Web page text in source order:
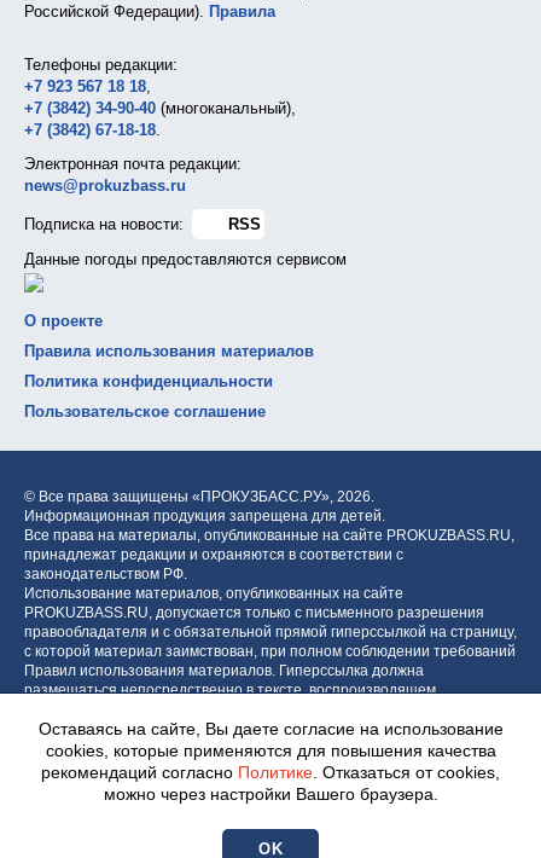
Российской Федерации). Правила
Телефоны редакции:
+7 923 567 18 18,
+7 (3842) 34-90-40 (многоканальный),
+7 (3842) 67-18-18.
Электронная почта редакции:
news@prokuzbass.ru
Подписка на новости:
RSS
Данные погоды предоставляются сервисом
О проекте
Правила использования материалов
Политика конфиденциальности
Пользовательское соглашение
© Все права защищены «ПРОКУЗБАСС.РУ», 2026.
Информационная продукция запрещена для детей.
Все права на материалы, опубликованные на сайте PROKUZBASS.RU,
принадлежат редакции и охраняются в соответствии с
законодательством РФ.
Использование материалов, опубликованных на сайте
PROKUZBASS.RU, допускается только с письменного разрешения
правообладателя и с обязательной прямой гиперссылкой на страницу,
с которой материал заимствован, при полном соблюдении требований
Правил использования материалов. Гиперссылка должна
размещаться непосредственно в тексте, воспроизводящем
блока.
Центр интернет-проектов «МОЁ!»
Оставаясь на сайте, Вы даете согласие на использование
cookies, которые применяются для повышения качества
рекомендаций согласно Политике . Отказаться от cookies,
можно через настройки Вашего браузера.
OK